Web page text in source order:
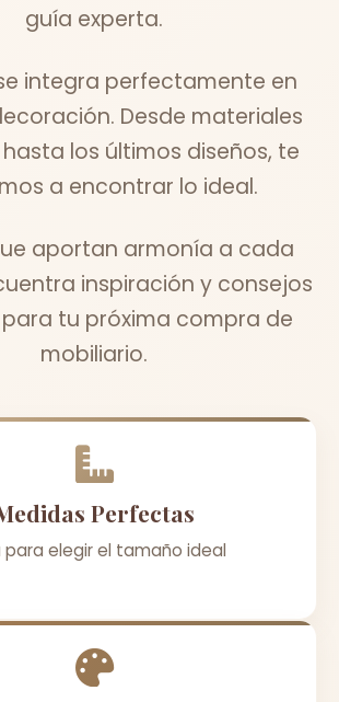
guía experta.
integra perfectamente en
Desde materiales
los últimos diseños, te
a encontrar lo ideal.
aportan armonía a cada
inspiración y consejos
tu próxima compra de
mobiliario.
Perfectas
para elegir el tamaño ideal